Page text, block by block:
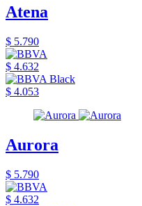
Atena
$ 5.790
$ 4.632
$ 4.053
Aurora
$ 5.790
$ 4.632